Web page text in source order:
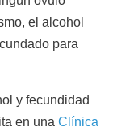
el alcohol
para
y fecundidad
en una Clínica